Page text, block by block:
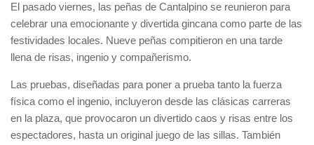
El pasado viernes, las peñas de Cantalpino se reunieron para
celebrar una emocionante y divertida gincana como parte de las
festividades locales. Nueve peñas compitieron en una tarde
llena de risas, ingenio y compañerismo.
Las pruebas, diseñadas para poner a prueba tanto la fuerza
física como el ingenio, incluyeron desde las clásicas carreras
en la plaza, que provocaron un divertido caos y risas entre los
espectadores, hasta un original juego de las sillas. También